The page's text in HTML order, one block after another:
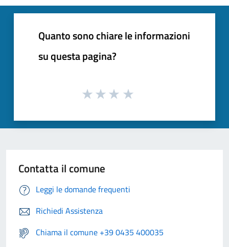
Quanto sono chiare le informazioni
su questa pagina?
Contatta il comune
Leggi le domande frequenti
Richiedi Assistenza
Chiama il comune +39 0435 400035